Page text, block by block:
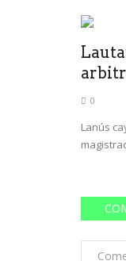
0
Lanús